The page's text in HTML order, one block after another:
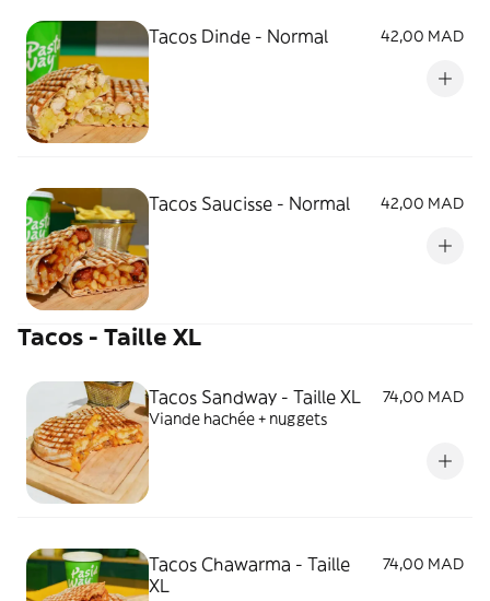
Tacos Dinde - Normal 42,00 MAD
Tacos Saucisse - Normal 42,00 MAD
Tacos - Taille XL
Tacos Sandway - Taille XL
74,00 MAD
Viande hachée + nuggets
Tacos Chawarma - Taille
XL
74,00 MAD